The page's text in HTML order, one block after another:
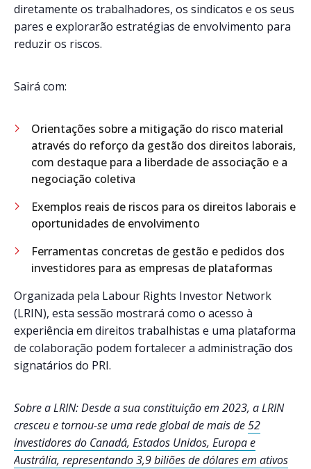
diretamente os trabalhadores, os sindicatos e os seus
pares e explorarão estratégias de envolvimento para
reduzir os riscos.
Sairá com:
Orientações sobre a mitigação do risco material
através do reforço da gestão dos direitos laborais,
com destaque para a liberdade de associação e a
negociação coletiva
Exemplos reais de riscos para os direitos laborais e
oportunidades de envolvimento
Ferramentas concretas de gestão e pedidos dos
investidores para as empresas de plataformas
Organizada pela Labour Rights Investor Network
(LRIN), esta sessão mostrará como o acesso à
experiência em direitos trabalhistas e uma plataforma
de colaboração podem fortalecer a administração dos
signatários do PRI.
Sobre a LRIN: Desde a sua constituição em 2023, a LRIN
cresceu e tornou-se uma rede global de mais de52
investidores do Canadá, Estados Unidos, Europa e
Austrália, representando 3,9 biliões de dólares em ativos